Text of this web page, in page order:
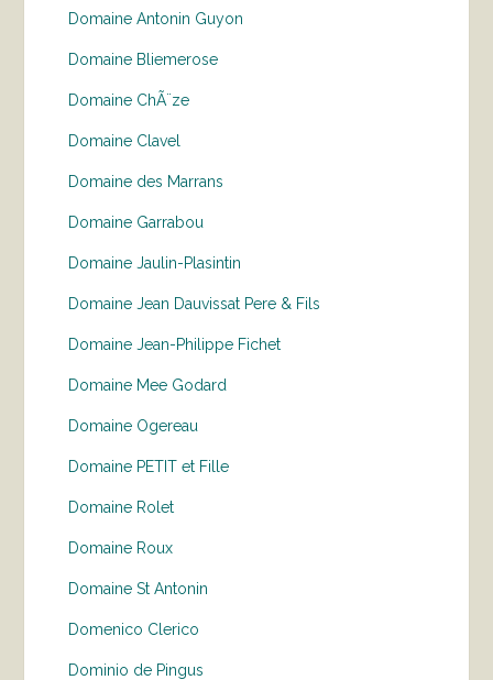
Domaine Antonin Guyon
Domaine Bliemerose
Domaine ChÃ¨ze
Domaine Clavel
Domaine des Marrans
Domaine Garrabou
Domaine Jaulin-Plasintin
Domaine Jean Dauvissat Pere & Fils
Domaine Jean-Philippe Fichet
Domaine Mee Godard
Domaine Ogereau
Domaine PETIT et Fille
Domaine Rolet
Domaine Roux
Domaine St Antonin
Domenico Clerico
Dominio de Pingus